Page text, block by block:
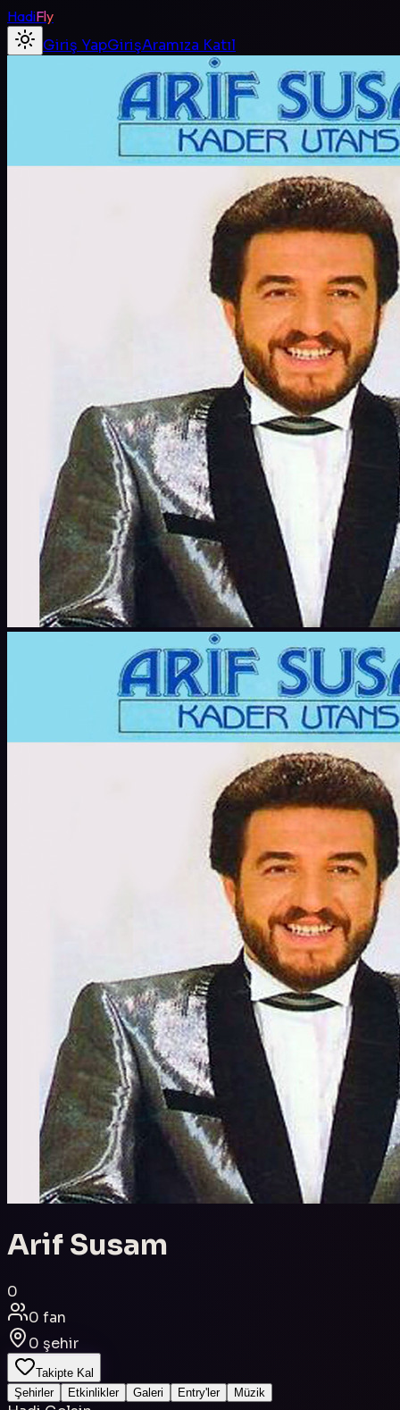
HadiFly
Giriş YapGirişAramıza Katıl
Arif Susam
0
0 fan
0 şehir
Takipte Kal
Şehirler
Etkinlikler Galeri Entry'ler Müzik